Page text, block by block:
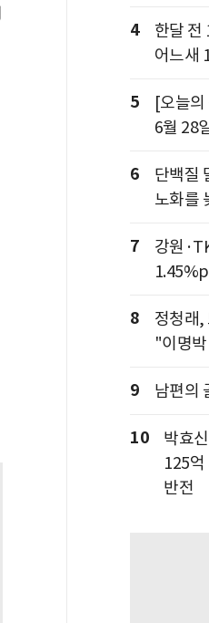
4
한달 전
어느새
5
[오늘
6월 28
6
단백질
노화를
7
강원
8
정청래,
"이명
9 남편의
10
박효
125
반전